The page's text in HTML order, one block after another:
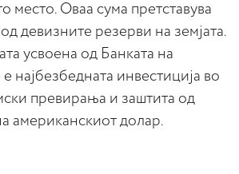
место. Оваа сума претставува
девизните резерви на земјата.
усвоена од Банката на
е најбезбедната инвестиција во
превирања и заштита од
американскиот долар.